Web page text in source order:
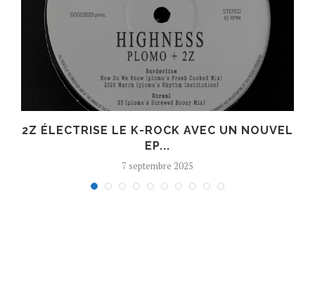
2Z ÉLECTRISE LE K-ROCK AVEC UN NOUVEL
EP...
7 septembre 2025